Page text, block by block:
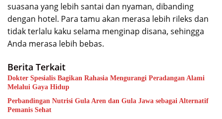
suasana yang lebih santai dan nyaman, dibanding
dengan hotel. Para tamu akan merasa lebih rileks dan
tidak terlalu kaku selama menginap disana, sehingga
Anda merasa lebih bebas.
Berita Terkait
Dokter Spesialis Bagikan Rahasia Mengurangi Peradangan Alami
Melalui Gaya Hidup
Perbandingan Nutrisi Gula Aren dan Gula Jawa sebagai Alternatif
Pemanis Sehat